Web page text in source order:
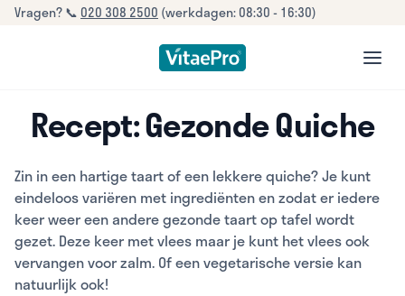
Vragen? 📞 020 308 2500 (werkdagen: 08:30 - 16:30)
Recept: Gezonde Quiche
Zin in een hartige taart of een lekkere quiche? Je kunt
eindeloos variëren met ingrediënten en zodat er iedere
keer weer een andere gezonde taart op tafel wordt
gezet. Deze keer met vlees maar je kunt het vlees ook
vervangen voor zalm. Of een vegetarische versie kan
natuurlijk ook!